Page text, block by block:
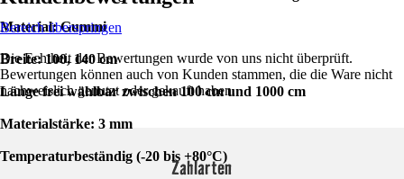
Material: Gummi
Breite: 100, 140 cm
Länge frei wählbar zwischen 100 cm und 1000 cm
Materialstärke: 3 mm
Temperaturbeständig (-20 bis +80°C)
Bereich überspringen
Die Echtheit der Bewertungen wurde von uns nicht überprüft.
Bewertungen können auch von Kunden stammen, die die Ware nicht
nachweislich genutzt oder gekauft haben.
Zahlarten